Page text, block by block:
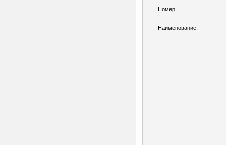
Номер:
Наименование: